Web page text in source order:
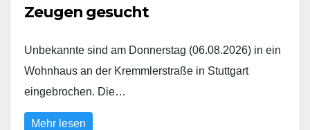
Zeugen gesucht
Unbekannte sind am Donnerstag (06.08.2026) in ein
Wohnhaus an der Kremmlerstraße in Stuttgart
eingebrochen. Die…
Mehr lesen